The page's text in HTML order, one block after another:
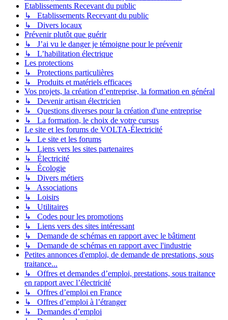
Etablissements Recevant du public
↳ Etablissements Recevant du public
↳ Divers locaux
Prévenir plutôt que guérir
↳ J’ai vu le danger je témoigne pour le prévenir
↳ L’habilitation électrique
Les protections
↳ Protections particulières
↳ Produits et matériels efficaces
Vos projets, la création d’entreprise, la formation en général
↳ Devenir artisan électricien
↳ Questions diverses pour la création d'une entreprise
↳ La formation, le choix de votre cursus
Le site et les forums de VOLTA-Électricité
↳ Le site et les forums
↳ Liens vers les sites partenaires
↳ Électricité
↳ Écologie
↳ Divers métiers
↳ Associations
↳ Loisirs
↳ Utilitaires
↳ Codes pour les promotions
↳ Liens vers des sites intéressant
↳ Demande de schémas en rapport avec le bâtiment
↳ Demande de schémas en rapport avec l'industrie
Petites annonces d'emploi, de demande de prestations, sous
traitance...
↳ Offres et demandes d’emploi, prestations, sous traitance
en rapport avec l’électricité
↳ Offres d’emploi en France
↳ Offres d’emploi à l’étranger
↳ Demandes d’emploi